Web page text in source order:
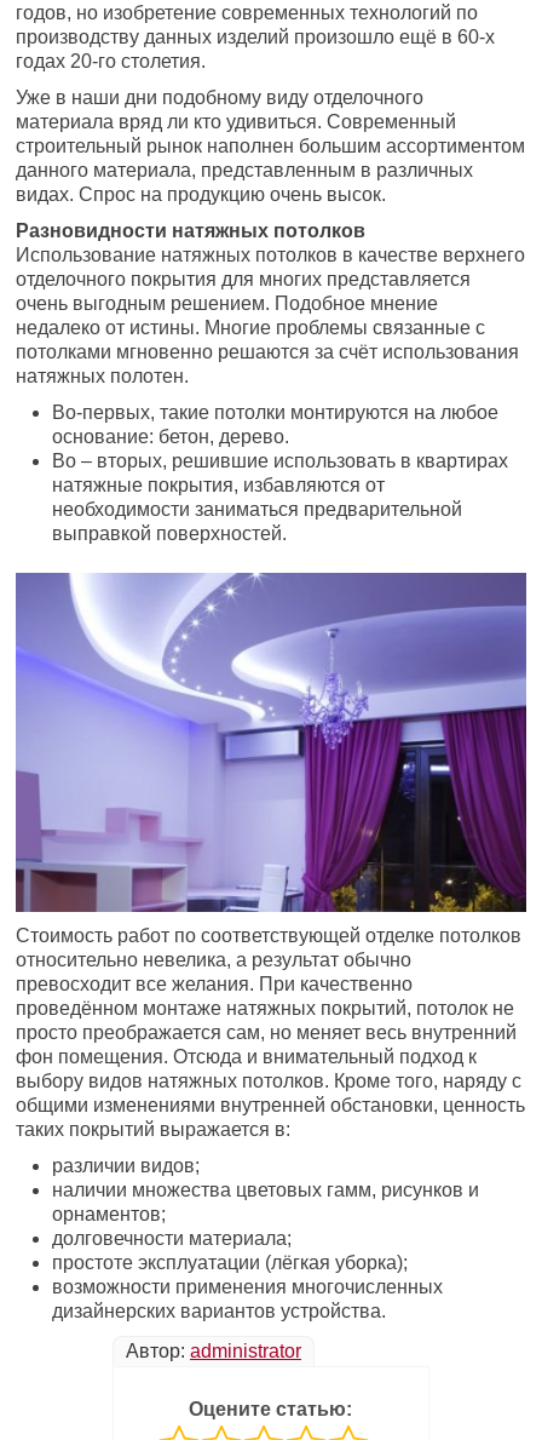
годов, но изобретение современных технологий по
производству данных изделий произошло ещё в 60-х
годах 20-го столетия.
Уже в наши дни подобному виду отделочного
материала вряд ли кто удивиться. Современный
строительный рынок наполнен большим ассортиментом
данного материала, представленным в различных
видах. Спрос на продукцию очень высок.
Разновидности натяжных потолков
Использование натяжных потолков в качестве верхнего
отделочного покрытия для многих представляется
очень выгодным решением. Подобное мнение
недалеко от истины. Многие проблемы связанные с
потолками мгновенно решаются за счёт использования
натяжных полотен.
Во-первых, такие потолки монтируются на любое
основание: бетон, дерево.
Во – вторых, решившие использовать в квартирах
натяжные покрытия, избавляются от
необходимости заниматься предварительной
выправкой поверхностей.
Стоимость работ по соответствующей отделке потолков
относительно невелика, а результат обычно
превосходит все желания. При качественно
проведённом монтаже натяжных покрытий, потолок не
просто преображается сам, но меняет весь внутренний
фон помещения. Отсюда и внимательный подход к
выбору видов натяжных потолков. Кроме того, наряду с
общими изменениями внутренней обстановки, ценность
таких покрытий выражается в:
различии видов;
наличии множества цветовых гамм, рисунков и
орнаментов;
долговечности материала;
простоте эксплуатации (лёгкая уборка);
возможности применения многочисленных
дизайнерских вариантов устройства.
Автор: administrator
Оцените статью: